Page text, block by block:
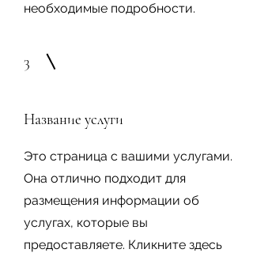
необходимые подробности.
3
Название услуги
Это страница с вашими услугами.
Она отлично подходит для
размещения информации об
услугах, которые вы
предоставляете. Кликните здесь